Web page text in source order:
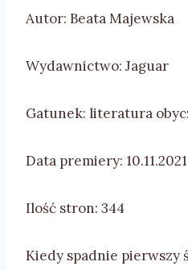
Autor: Beata Majewska
Wydawnictwo: Jaguar
Gatunek: literatura
Data premiery: 10.11.2021
Ilość stron: 344
Kiedy spadnie pierwszy